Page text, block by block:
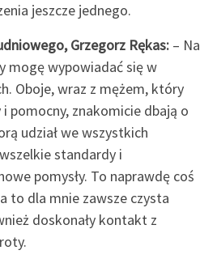
jeszcze jednego.
Grzegorz Rękas: – Na
mogę wypowiadać się w
Oboje, wraz z mężem, który
pomocny, znakomicie dbają o
udział we wszystkich
standardy i
pomysły. To naprawdę coś
to dla mnie zawsze czysta
doskonały kontakt z